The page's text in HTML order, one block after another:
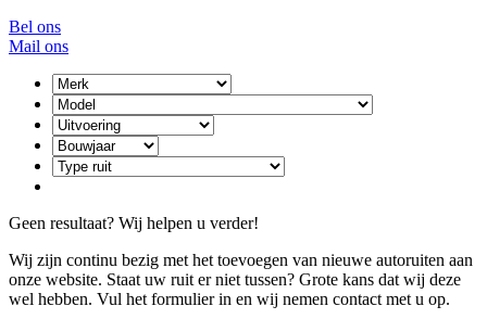
Bel ons
Mail ons
Geen resultaat? Wij helpen u verder!
Wij zijn continu bezig met het toevoegen van nieuwe autoruiten aan
onze website. Staat uw ruit er niet tussen? Grote kans dat wij deze
wel hebben. Vul het formulier in en wij nemen contact met u op.